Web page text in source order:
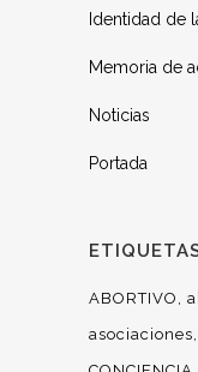
Identidad de
Memoria de
Noticias
Portada
ABORTIVO
asociaciones